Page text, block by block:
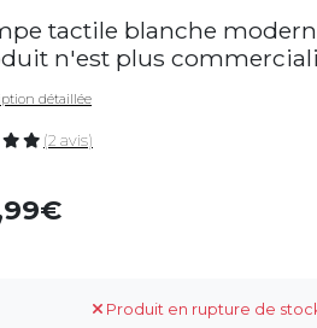
tactile blanche
n'est plus
détaillée
(2 avis)
Produit en rupture de